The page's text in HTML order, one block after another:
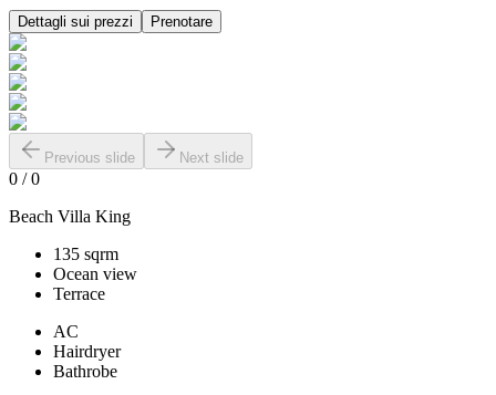
Dettagli sui prezzi Prenotare
Previous slide Next slide
0 /0
Beach Villa King
135 sqrm
Ocean view
Terrace
AC
Hairdryer
Bathrobe